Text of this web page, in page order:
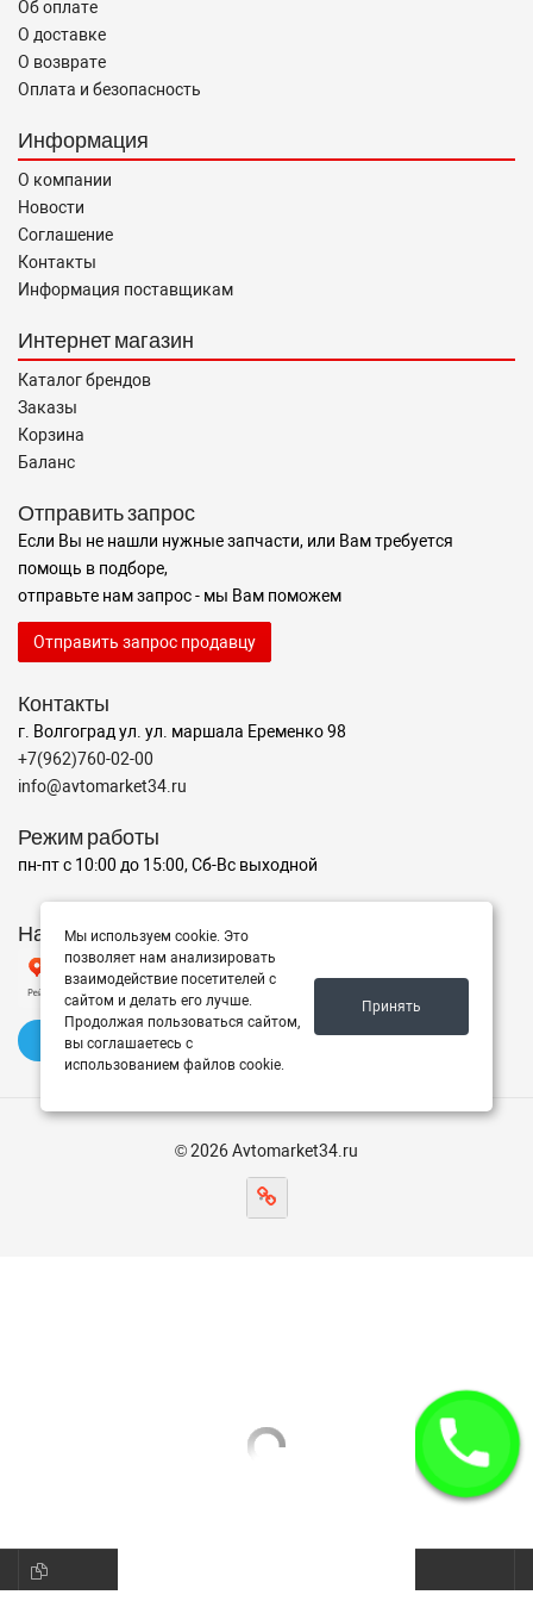
Об оплате
О доставке
О возврате
Оплата и безопасность
Информация
О компании
Новости
Соглашение
Контакты
Информация поставщикам
Интернет магазин
Каталог брендов
Заказы
Корзина
Баланс
Отправить запрос
Если Вы не нашли нужные запчасти, или Вам требуется
помощь в подборе,
отправьте нам запрос - мы Вам поможем
Отправить запрос продавцу
Контакты
г. Волгоград ул. ул. маршала Еременко 98
+7(962)760-02-00
info@avtomarket34.ru
Режим работы
пн-пт с 10:00 до 15:00, Сб-Вс выходной
Наш рейтинг на Яндексе
✍️ Оставить отзыв
© 2026 Avtomarket34.ru
Мы используем cookie. Это
позволяет нам анализировать
взаимодействие посетителей с
сайтом и делать его лучше.
Продолжая пользоваться сайтом,
вы соглашаетесь с
использованием файлов cookie.
Принять